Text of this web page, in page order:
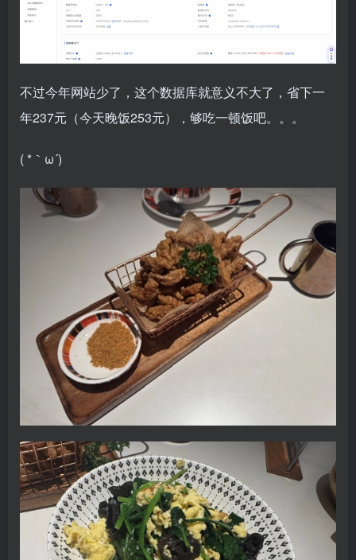
不过今年网站少了，这个数据库就意义不大了，省下一
年237元（今天晚饭253元），够吃一顿饭吧。。。
( *｀ω´)